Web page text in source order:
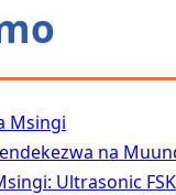
Msingi
na
Ultrasonic